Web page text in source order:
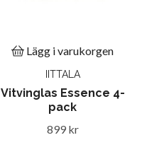
Lägg i varukorgen
IITTALA
Vitvinglas Essence 4-
pack
899 kr